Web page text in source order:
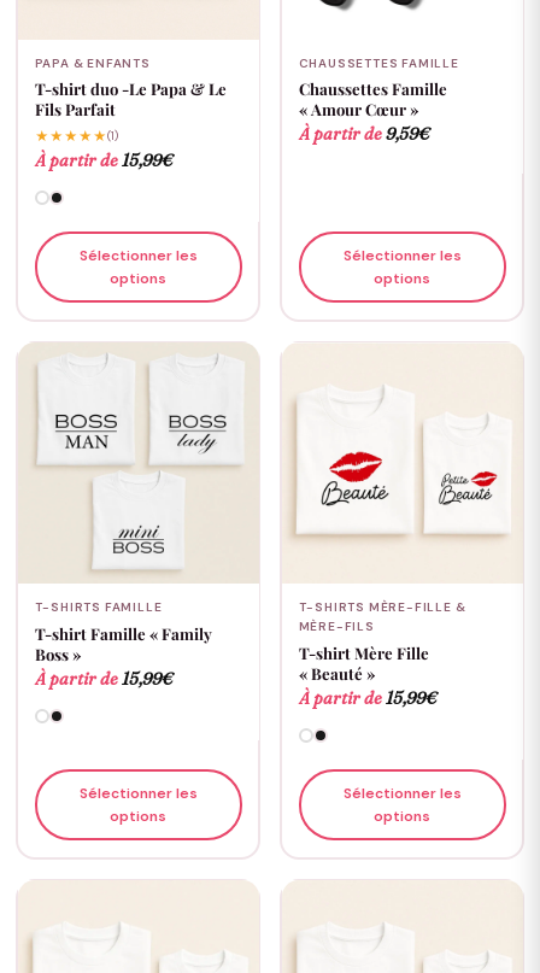
PAPA & ENFANTS
T-shirt duo -Le Papa & Le
Fils Parfait
★★★★★(1)
À partir de15,99€
Sélectionner les
options
CHAUSSETTES FAMILLE
Chaussettes Famille
« Amour Cœur »
À partir de9,59€
Sélectionner les
options
T-SHIRTS FAMILLE
T-shirt Famille « Family
Boss »
À partir de15,99€
Sélectionner les
options
T-SHIRTS MÈRE-FILLE &
MÈRE-FILS
T-shirt Mère Fille
« Beauté »
À partir de15,99€
Sélectionner les
options